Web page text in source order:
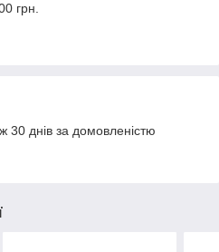
грн.
30 днів за домовленістю